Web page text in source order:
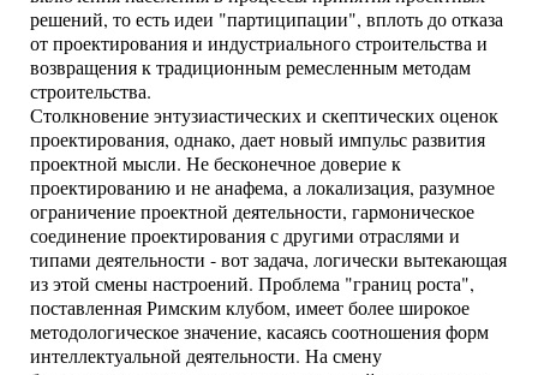
решений, то есть идеи "партиципации", вплоть до отказа
от проектирования и индустриального строительства и
возвращения к традиционным ремесленным методам
строительства.
Столкновение энтузиастических и скептических оценок
проектирования, однако, дает новый импульс развития
проектной мысли. Не бесконечное доверие к
проектированию и не анафема, а локализация, разумное
ограничение проектной деятельности, гармоническое
соединение проектирования с другими отраслями и
типами деятельности - вот задача, логически вытекающая
из этой смены настроений. Проблема "границ роста",
поставленная Римским клубом, имеет более широкое
методологическое значение, касаясь соотношения форм
интеллектуальной деятельности. На смену